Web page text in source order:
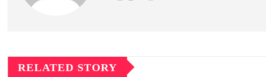
RELATED STORY